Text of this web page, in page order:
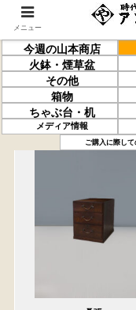
今週の山本商店
火鉢・煙草盆
その他
箱物
ちゃぶ台・机
メディア情報
ご購入に際して
過去の取り扱い商品(10月6日
メニュー